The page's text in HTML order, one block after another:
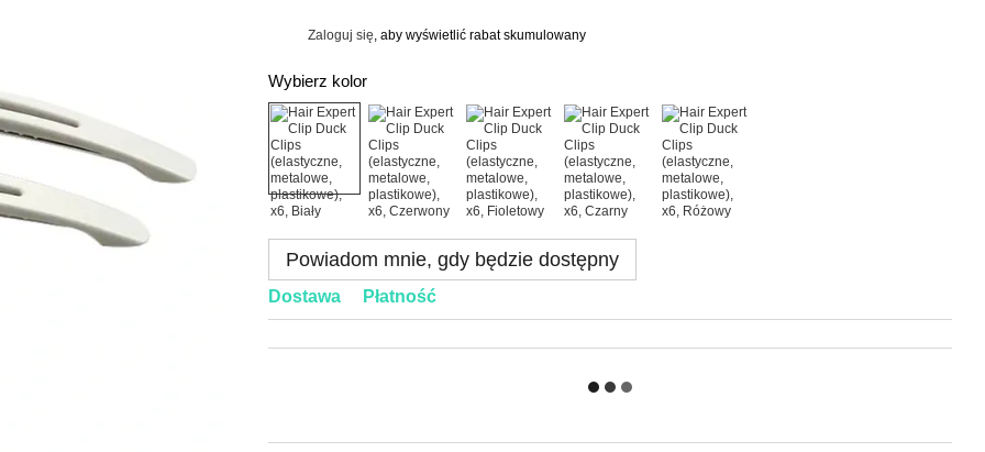
Zaloguj się , aby wyświetlić rabat skumulowany
Wybierz kolor
Powiadom mnie, gdy będzie dostępny
Dostawa Płatność